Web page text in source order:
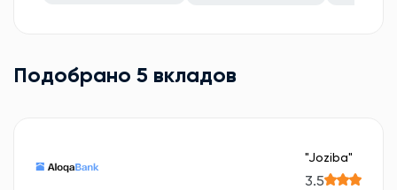
Подобрано 5 вкладов
"Joziba"
3.5